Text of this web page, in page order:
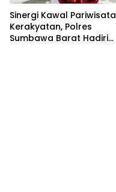
Sinergi Kawal Pariwisata
Kerakyatan, Polres
Sumbawa Barat Hadiri